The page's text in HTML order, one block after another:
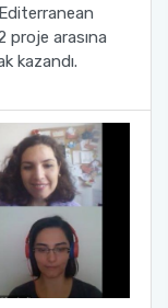
arasına
kazandı.